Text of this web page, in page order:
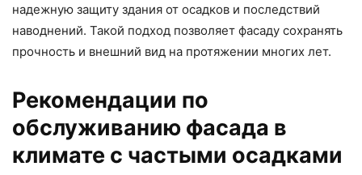
надежную защиту здания от осадков и последствий
наводнений. Такой подход позволяет фасаду сохранять
прочность и внешний вид на протяжении многих лет.
Рекомендации по
обслуживанию фасада в
климате с частыми осадками